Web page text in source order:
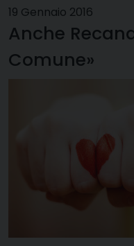
19 Gennaio 2016
Anche
Comune»